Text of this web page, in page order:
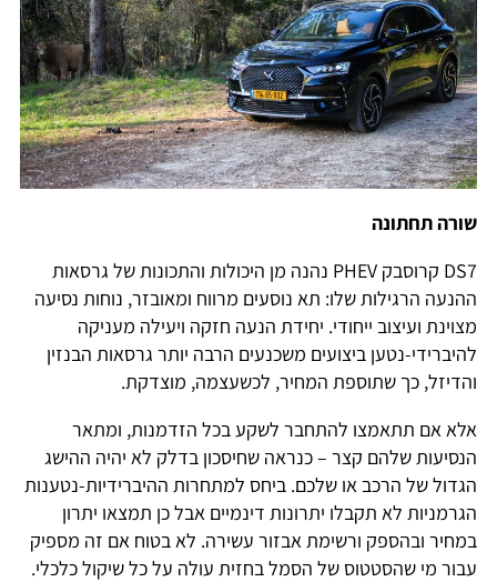
שורה תחתונה
DS7 קרוסבק PHEV נהנה מן היכולות והתכונות של גרסאות
ההנעה הרגילות שלו: תא נוסעים מרווח ומאובזר, נוחות נסיעה
מצוינת ועיצוב ייחודי. יחידת הנעה חזקה ויעילה מעניקה
להיברידי-נטען ביצועים משכנעים הרבה יותר גרסאות הבנזין
והדיזל, כך שתוספת המחיר, לכשעצמה, מוצדקת.
אלא אם תתאמצו להתחבר לשקע בכל הזדמנות, ומתאר
הנסיעות שלהם קצר – כנראה שחיסכון בדלק לא יהיה ההישג
הגדול של הרכב או שלכם. ביחס למתחרות ההיברידיות-נטענות
הגרמניות לא תקבלו יתרונות דינמיים אבל כן תמצאו יתרון
במחיר ובהספק ורשימת אבזור עשירה. לא בטוח אם זה מספיק
עבור מי שהסטטוס של הסמל בחזית עולה על כל שיקול כלכלי.